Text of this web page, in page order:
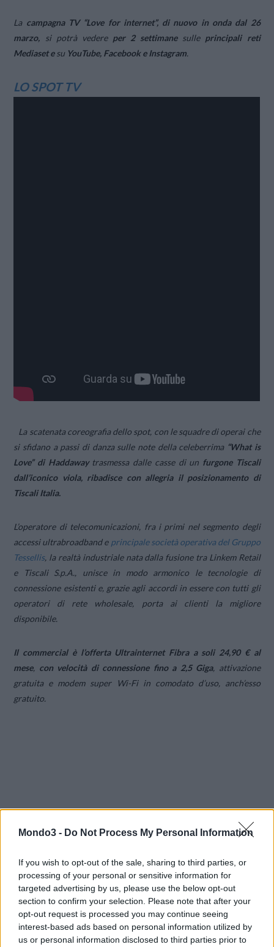
Mondo3 - Do Not Process My Personal Information
If you wish to opt-out of the sale, sharing to third parties, or
processing of your personal or sensitive information for
targeted advertising by us, please use the below opt-out
section to confirm your selection. Please note that after your
opt-out request is processed you may continue seeing
interest-based ads based on personal information utilized by
us or personal information disclosed to third parties prior to
La campagna TV “Love for internet”, di nuovo in onda dal 26
marzo,
si potrà vedereper 2 settimane sulle principali reti
Mediaset esuYouTube, Facebook e Instagram.
LO SPOT TV
La scatenata coreografia dello spot, con le squadre di operai che
si sfidano a passi di danza sulle note della celeberrima “What is
Love” di Haddaway trasmessa dalle casse di un furgone Tiscali
dall’iconico viola, ribadisce con allegria il posizionamento di
Tiscali Italia.
L’operatore di telecomunicazioni, fra i primi nel segmento degli
accessi ultrabroadband e principale società operativa del Gruppo
Tessellis, la realtà industriale nata dalla fusione tra Linkem Retail
e Tiscali S.p.A., unisce in modo armonico le tecnologie di
connessione esistenti e, grazie agli accordi in essere con tutti gli
operatori di rete wholesale, porta ai clienti la migliore
disponibile.
Il commercial è l’offerta Ultrainternet Fibra a soli 24,90 € al
mese, con velocità di connessione fino a 2,5 Giga, attivazione
gratuita e modem super Wi-Fi in comodato d’uso, anch’esso
gratuito.